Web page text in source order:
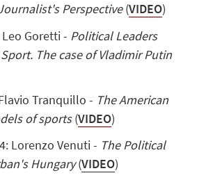
Perspective(VIDEO)
Goretti - Political Leaders
The case of Vladimir Putin
Tranquillo - The American
of sports(VIDEO)
Lorenzo Venuti - The Political
Hungary(VIDEO)